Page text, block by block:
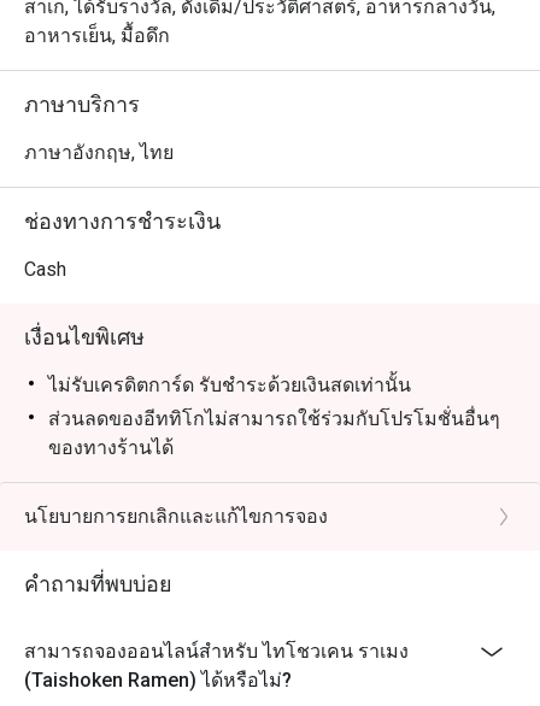
สาเก, ได้รับรางวัล, ดั้งเดิม/ประวัติศาสตร์, อาหารกลางวัน,
อาหารเย็น, มื้อดึก
ภาษาบริการ
ภาษาอังกฤษ, ไทย
ช่องทางการชำระเงิน
Cash
เงื่อนไขพิเศษ
ไม่รับเครดิตการ์ด รับชำระด้วยเงินสดเท่านั้น
ส่วนลดของอีททิโกไม่สามารถใช้ร่วมกับโปรโมชั่นอื่นๆ
ของทางร้านได้
ส่วนลดของอีททิโกลดเฉพาะค่าอาหารและของหวาน
เท่านั้น ไม่ลดเครื่องดื่ม
ได้ระบุด้านล่าง
หน้าปลาไหล, ปลาไหลย่าง, แซลมอนซาชิมิหั่นชิ้น, ยำ
แซลมอน, ข้าวหน้าสเต็กเนื้อลูกเต๋า, เนื้อต้มซีอิ๊ว, เนื้อต้ม
ซีอิ๊วกับกิมจิ, เอ็นเนื้อตุ๋น, ลิ้นวัวย่างเกลือโรยต้นหอม, กรา
นโยบายการยกเลิกและแก้ไขการจอง
คำถามที่พบบ่อย
สามารถจองออนไลน์สำหรับ ไทโชวเคน ราเมง
(Taishoken Ramen) ได้หรือไม่?